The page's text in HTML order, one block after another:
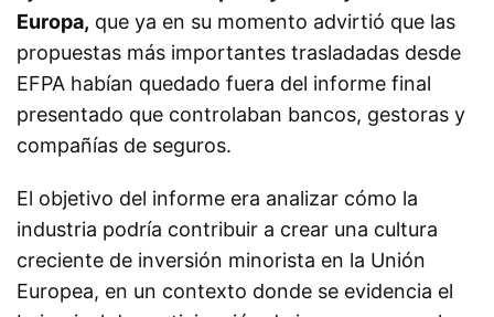
Europa, que ya en su momento advirtió que las
propuestas más importantes trasladadas desde
EFPA habían quedado fuera del informe final
presentado que controlaban bancos, gestoras y
compañías de seguros.
El objetivo del informe era analizar cómo la
industria podría contribuir a crear una cultura
creciente de inversión minorista en la Unión
Europea, en un contexto donde se evidencia el